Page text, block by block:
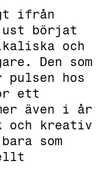
ifrån
börjat
och
Den som
pulsen hos
ett
även i år
kreativ
som